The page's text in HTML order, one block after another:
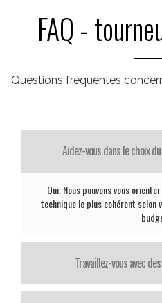
FAQ -
Questions fréquentes
Aidez-vous dans le choix
Oui. Nous pouvons vous
technique le plus cohérent
Travaillez-vous avec